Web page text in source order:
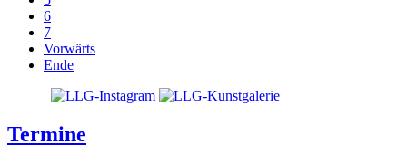
6
7
Vorwärts
Ende
Termine